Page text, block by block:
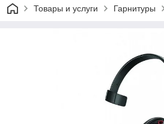
Товары и услуги Гарнитуры